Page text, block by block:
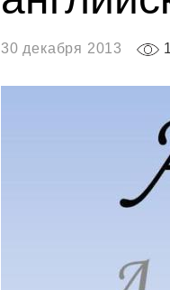
30 декабря 2013